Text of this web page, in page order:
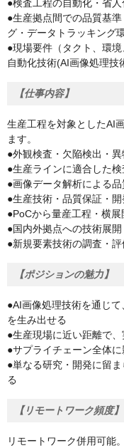
●検査工程の自動化・省
●生産拠点間での品質基
グ・データトラッキング
●現場要件（タクト、環
自動化技術(AI画像処理技
【仕事内容】
生産工程を対象としたAI
ます。
●外観検査・欠陥検出・
●生産ラインに適合した
●画像データ解析による
●生産技術・品質保証・
●PoCから量産工程・横
●国内外拠点への技術展
●新規要素技術の調査・
【ポジションの魅力】
●AI画像処理技術を通じ
を生み出せる
●生産現場に近い距離で
●サプライチェーン全体
●単なる研究・開発に留
る
【リモートワーク頻度】
リモートワーク併用可能